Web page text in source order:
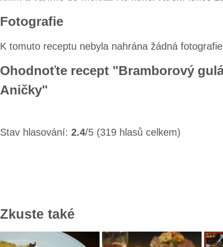
Fotografie
K tomuto receptu nebyla nahrána žádná
Ohodnoťte recept "Bramborový
Aničky"
Stav hlasování: 2.4/5 (319 hlasů celkem)
Zkuste také